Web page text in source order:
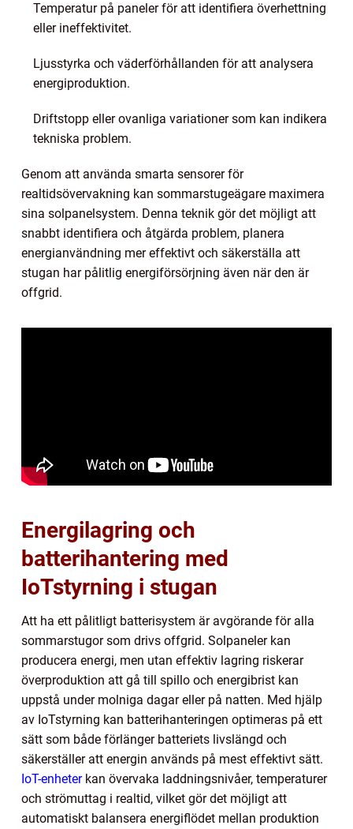
Temperatur på paneler för att identifiera överhettning
eller ineffektivitet.
Ljusstyrka och väderförhållanden för att analysera
energiproduktion.
Driftstopp eller ovanliga variationer som kan indikera
tekniska problem.
Genom att använda smarta sensorer för
realtidsövervakning kan sommarstugeägare maximera
sina solpanelsystem. Denna teknik gör det möjligt att
snabbt identifiera och åtgärda problem, planera
energianvändning mer effektivt och säkerställa att
stugan har pålitlig energiförsörjning även när den är
offgrid.
Energilagring och
batterihantering med
IoTstyrning i stugan
Att ha ett pålitligt batterisystem är avgörande för alla
sommarstugor som drivs offgrid. Solpaneler kan
producera energi, men utan effektiv lagring riskerar
överproduktion att gå till spillo och energibrist kan
uppstå under molniga dagar eller på natten. Med hjälp
av IoTstyrning kan batterihanteringen optimeras på ett
sätt som både förlänger batteriets livslängd och
säkerställer att energin används på mest effektivt sätt.
IoT-enheterkan övervaka laddningsnivåer, temperaturer
och strömuttag i realtid, vilket gör det möjligt att
automatiskt balansera energiflödet mellan produktion